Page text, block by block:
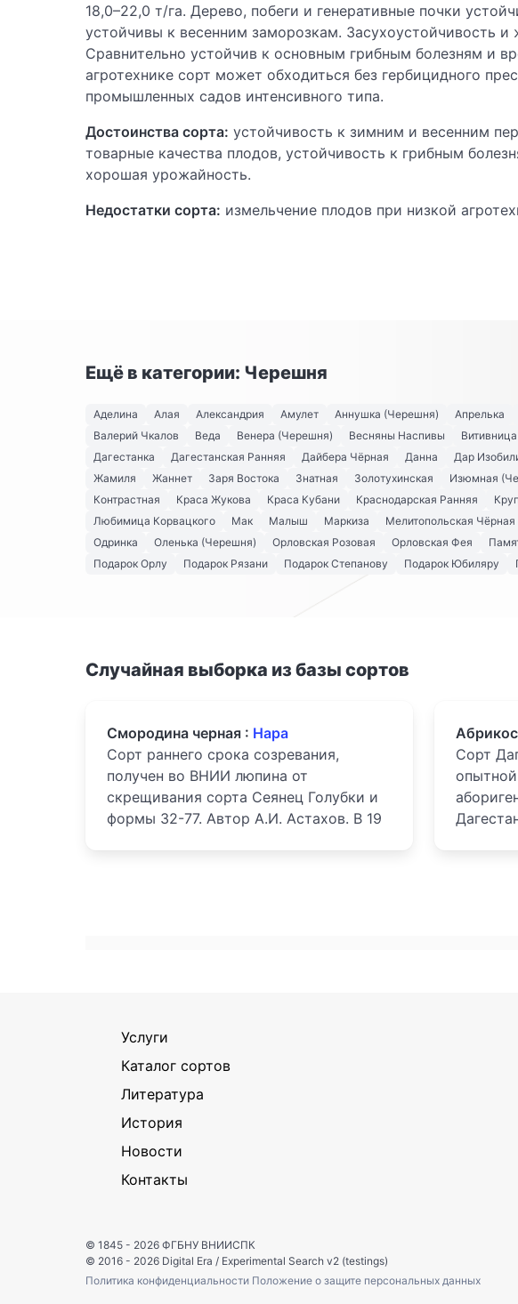
18,0–22,0 т/га. Дерево, побеги и генеративные почки
устойчивы к весенним заморозкам. Засухоустойчивость и
Сравнительно устойчив к основным грибным болезням и
агротехнике сорт может обходиться без гербицидного
промышленных садов интенсивного типа.
Достоинства сорта: устойчивость к зимним и весенним
товарные качества плодов, устойчивость к грибным
хорошая урожайность.
Недостатки сорта: измельчение плодов при низкой
Ещё в категории: Черешня
Аделина Алая Александрия Амулет Аннушка (Черешня) Апрелька
Валерий Чкалов
Веда Венера (Черешня) Весняны Наспивы Витивница
Дагестанка
Дагестанская Ранняя Дайбера Чёрная Данна Дар
Жамиля
Жаннет Заря Востока Знатная Золотухинская Изюмная
Контрастная
Краса Жукова Краса Кубани Краснодарская Ранняя
Любимица Корвацкого
Мак Малыш Маркиза Мелитопольская Чёрная
Одринка
Оленька (Черешня) Орловская Розовая Орловская Фея
Подарок Орлу
Подарок Рязани Подарок Степанову Подарок Юбиляру
Случайная выборка из базы сортов
Смородина черная : Нара
Сорт раннего срока созревания,
получен во ВНИИ люпина от
скрещивания сорта Сеянец Голубки и
формы 32-77. Автор А.И. Астахов. В 19
Сорт
Услуги
Каталог сортов
Литература
История
Новости
Контакты
© 1845 - 2026 ФГБНУ ВНИИСПК
© 2016 - 2026 Digital Era / Experimental Search v2 (testings)
Политика конфиденциальности Положение о защите персональных данных